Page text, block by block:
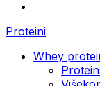
Proteini
Whey